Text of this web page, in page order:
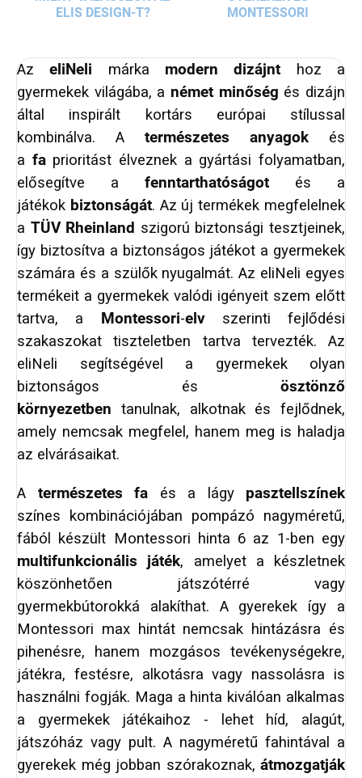
ELIS DESIGN-T?
MONTESSORI
AzeliNeli márka modern dizájnt hoz a
gyermekek világába, a német minőség és dizájn
által inspirált kortárs európai stílussal
kombinálva. A természetes anyagok és
a faprioritást élveznek a gyártási folyamatban,
elősegítve a fenntarthatóságot és a
játékok biztonságát. Az új termékek megfelelnek
a TÜV Rheinland szigorú biztonsági tesztjeinek,
így biztosítva a biztonságos játékot a gyermekek
számára és a szülők nyugalmát. Az eliNeli egyes
termékeit a gyermekek valódi igényeit szem előtt
tartva, a Montessori-elvszerinti fejlődési
szakaszokat tiszteletben tartva tervezték. Az
eliNeli segítségével a gyermekek olyan
biztonságos és ösztönző
környezetben tanulnak, alkotnak és fejlődnek,
amely nemcsak megfelel, hanem meg is haladja
az elvárásaikat.
A természetes fa és a lágy pasztellszínek
színes kombinációjában pompázó nagyméretű,
fából készült Montessori hinta 6 az 1-ben egy
multifunkcionális játék, amelyet a készletnek
köszönhetően játszótérré vagy
gyermekbútorokká alakíthat. A gyerekek így a
Montessori max hintát nemcsak hintázásra és
pihenésre, hanem mozgásos tevékenységekre,
játékra, festésre, alkotásra vagy nassolásra is
használni fogják. Maga a hinta kiválóan alkalmas
a gyermekek játékaihoz - lehet híd, alagút,
játszóház vagy pult. A nagyméretű fahintával a
gyerekek még jobban szórakoznak, átmozgatják